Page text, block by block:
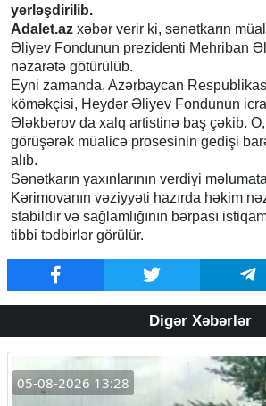
yerləşdirilib.
Adalet.az xəbər verir ki, sənətkarın
Əliyev Fondunun prezidenti Mehriban
nəzarətə götürülüb.
Eyni zamanda, Azərbaycan
köməkçisi, Heydər Əliyev Fondunun
Ələkbərov da xalq artistinə baş çəkib.
görüşərək müalicə prosesinin gedişi
alıb.
Sənətkarın yaxınlarının verdiyi
Kərimovanın vəziyyəti hazırda həkim
stabildir və sağlamlığının bərpası
tibbi tədbirlər görülür.
Digər Xəbərlər
05-08-2026 13:28